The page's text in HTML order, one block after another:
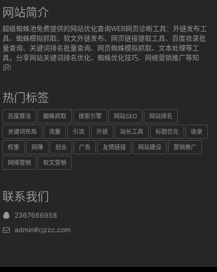
网站简介
超级蜘蛛池免费提供的网站优化查询WEB网页诊断工具：外链发布工
具、蜘蛛模拟抓取、软文外链发布、网页链接提取工具、百度收录批
量查询、关键词排名批量查询、网页蜘蛛模拟抓取、文本处理等工
具，分享网站关键词排名优化、蜘蛛优化技巧、网络营销推广等知
识!
热门标签
百度算法 蜘蛛抓取 搜索引擎 网站SEO 网站排名
关键词布局 流量 引流 外链 站长工具 标题优化 收录
权重 网赚 创业 广告 友情链接 网站建设 营销推广
网络营销 软文营销
联系我们
2367666958
admin#cjzzc.com